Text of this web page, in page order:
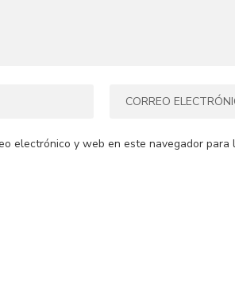
electrónico y web en este navegador para